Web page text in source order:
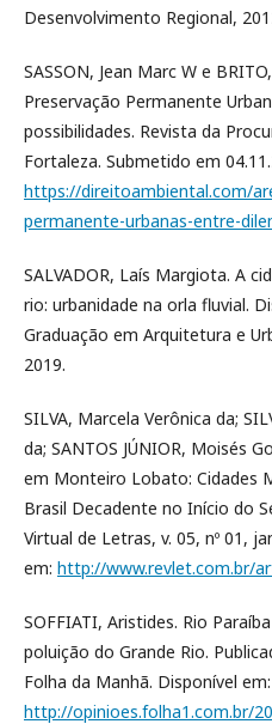
Desenvolvimento Regional,
SASSON, Jean Marc W e
Preservação Permanente
possibilidades. Revista da
Fortaleza. Submetido em
https://direitoambiental.com/
permanente-urbanas-entre-
SALVADOR, Laís Margiota. A
rio: urbanidade na orla fluvial.
Graduação em Arquitetura e
2019.
SILVA, Marcela Verônica da;
da; SANTOS JÚNIOR, Moisés
em Monteiro Lobato: Cidades
Brasil Decadente no Início do
Virtual de Letras, v. 05, nº 01,
em: http://www.revlet.com.br/
SOFFIATI, Aristides. Rio
poluição do Grande Rio.
Folha da Manhã. Disponível em:
http://opinioes.folha1.com.br/